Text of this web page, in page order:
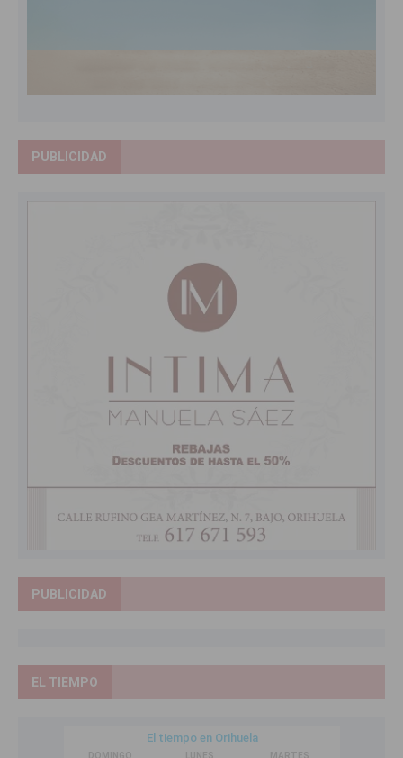
PUBLICIDAD
PUBLICIDAD
EL TIEMPO